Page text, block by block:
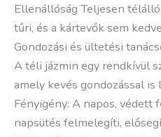
Ellenállóság Teljesen
tűri, és a kártevők sem
Gondozási és ültetési
A téli jázmin egy rendkívül
amely kevés gondozással is
Fényigény: A napos, védett
napsütés felmelegíti,